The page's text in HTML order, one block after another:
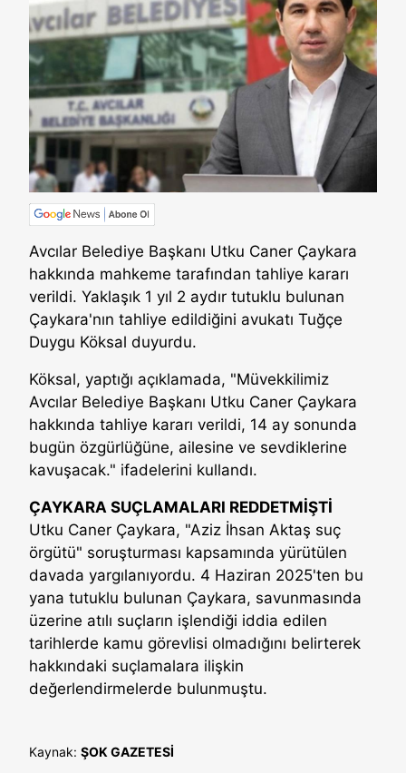
Avcılar Belediye Başkanı Utku Caner Çaykara
hakkında mahkeme tarafından tahliye kararı
verildi. Yaklaşık 1 yıl 2 aydır tutuklu bulunan
Çaykara'nın tahliye edildiğini avukatı Tuğçe
Duygu Köksal duyurdu.
Köksal, yaptığı açıklamada, "Müvekkilimiz
Avcılar Belediye Başkanı Utku Caner Çaykara
hakkında tahliye kararı verildi, 14 ay sonunda
bugün özgürlüğüne, ailesine ve sevdiklerine
kavuşacak." ifadelerini kullandı.
ÇAYKARA SUÇLAMALARI REDDETMİŞTİ
Utku Caner Çaykara, "Aziz İhsan Aktaş suç
örgütü" soruşturması kapsamında yürütülen
davada yargılanıyordu. 4 Haziran 2025'ten bu
yana tutuklu bulunan Çaykara, savunmasında
üzerine atılı suçların işlendiği iddia edilen
tarihlerde kamu görevlisi olmadığını belirterek
hakkındaki suçlamalara ilişkin
değerlendirmelerde bulunmuştu.
Kaynak: ŞOK GAZETESİ